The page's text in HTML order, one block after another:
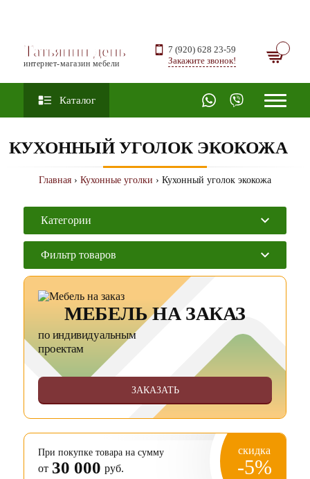
Татьянин день
интернет-магазин мебели
7 (920) 628 23-59
Закажите звонок!
Каталог
КУХОННЫЙ УГОЛОК ЭКОКОЖА
Главная › Кухонные уголки › Кухонный уголок экокожа
Категории
Фильтр товаров
МЕБЕЛЬ НА ЗАКАЗ
по индивидуальным
проектам
ЗАКАЗАТЬ
При покупке товара на сумму
от 30 000 руб.
скидка
-5%